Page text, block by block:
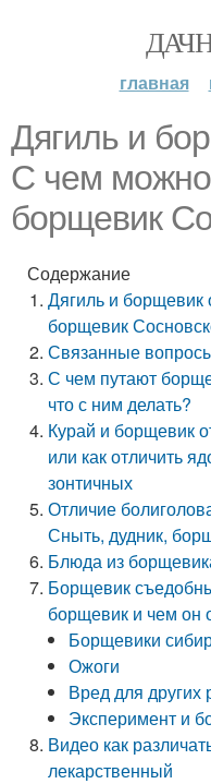
главная
Дягиль и
С чем можно
борщевик
Содержание
Дягиль и борщевик
борщевик
Связанные
С чем путают
что с ним делать?
Курай и борщевик
или как отличить
зонтичных
Отличие
Сныть, дудник,
Блюда из
Борщевик
борщевик и чем он
Борщевики
Ожоги
Вред для других
Эксперимент и
Видео как
лекарственный